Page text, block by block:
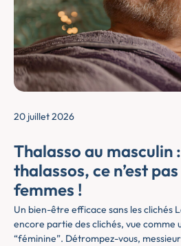
20 juillet 2026
Thalasso au masculin
thalassos, ce n’est
femmes !
Un bien-être efficace sans les clichés
encore partie des clichés, vue comme
“féminine”. Détrompez-vous,